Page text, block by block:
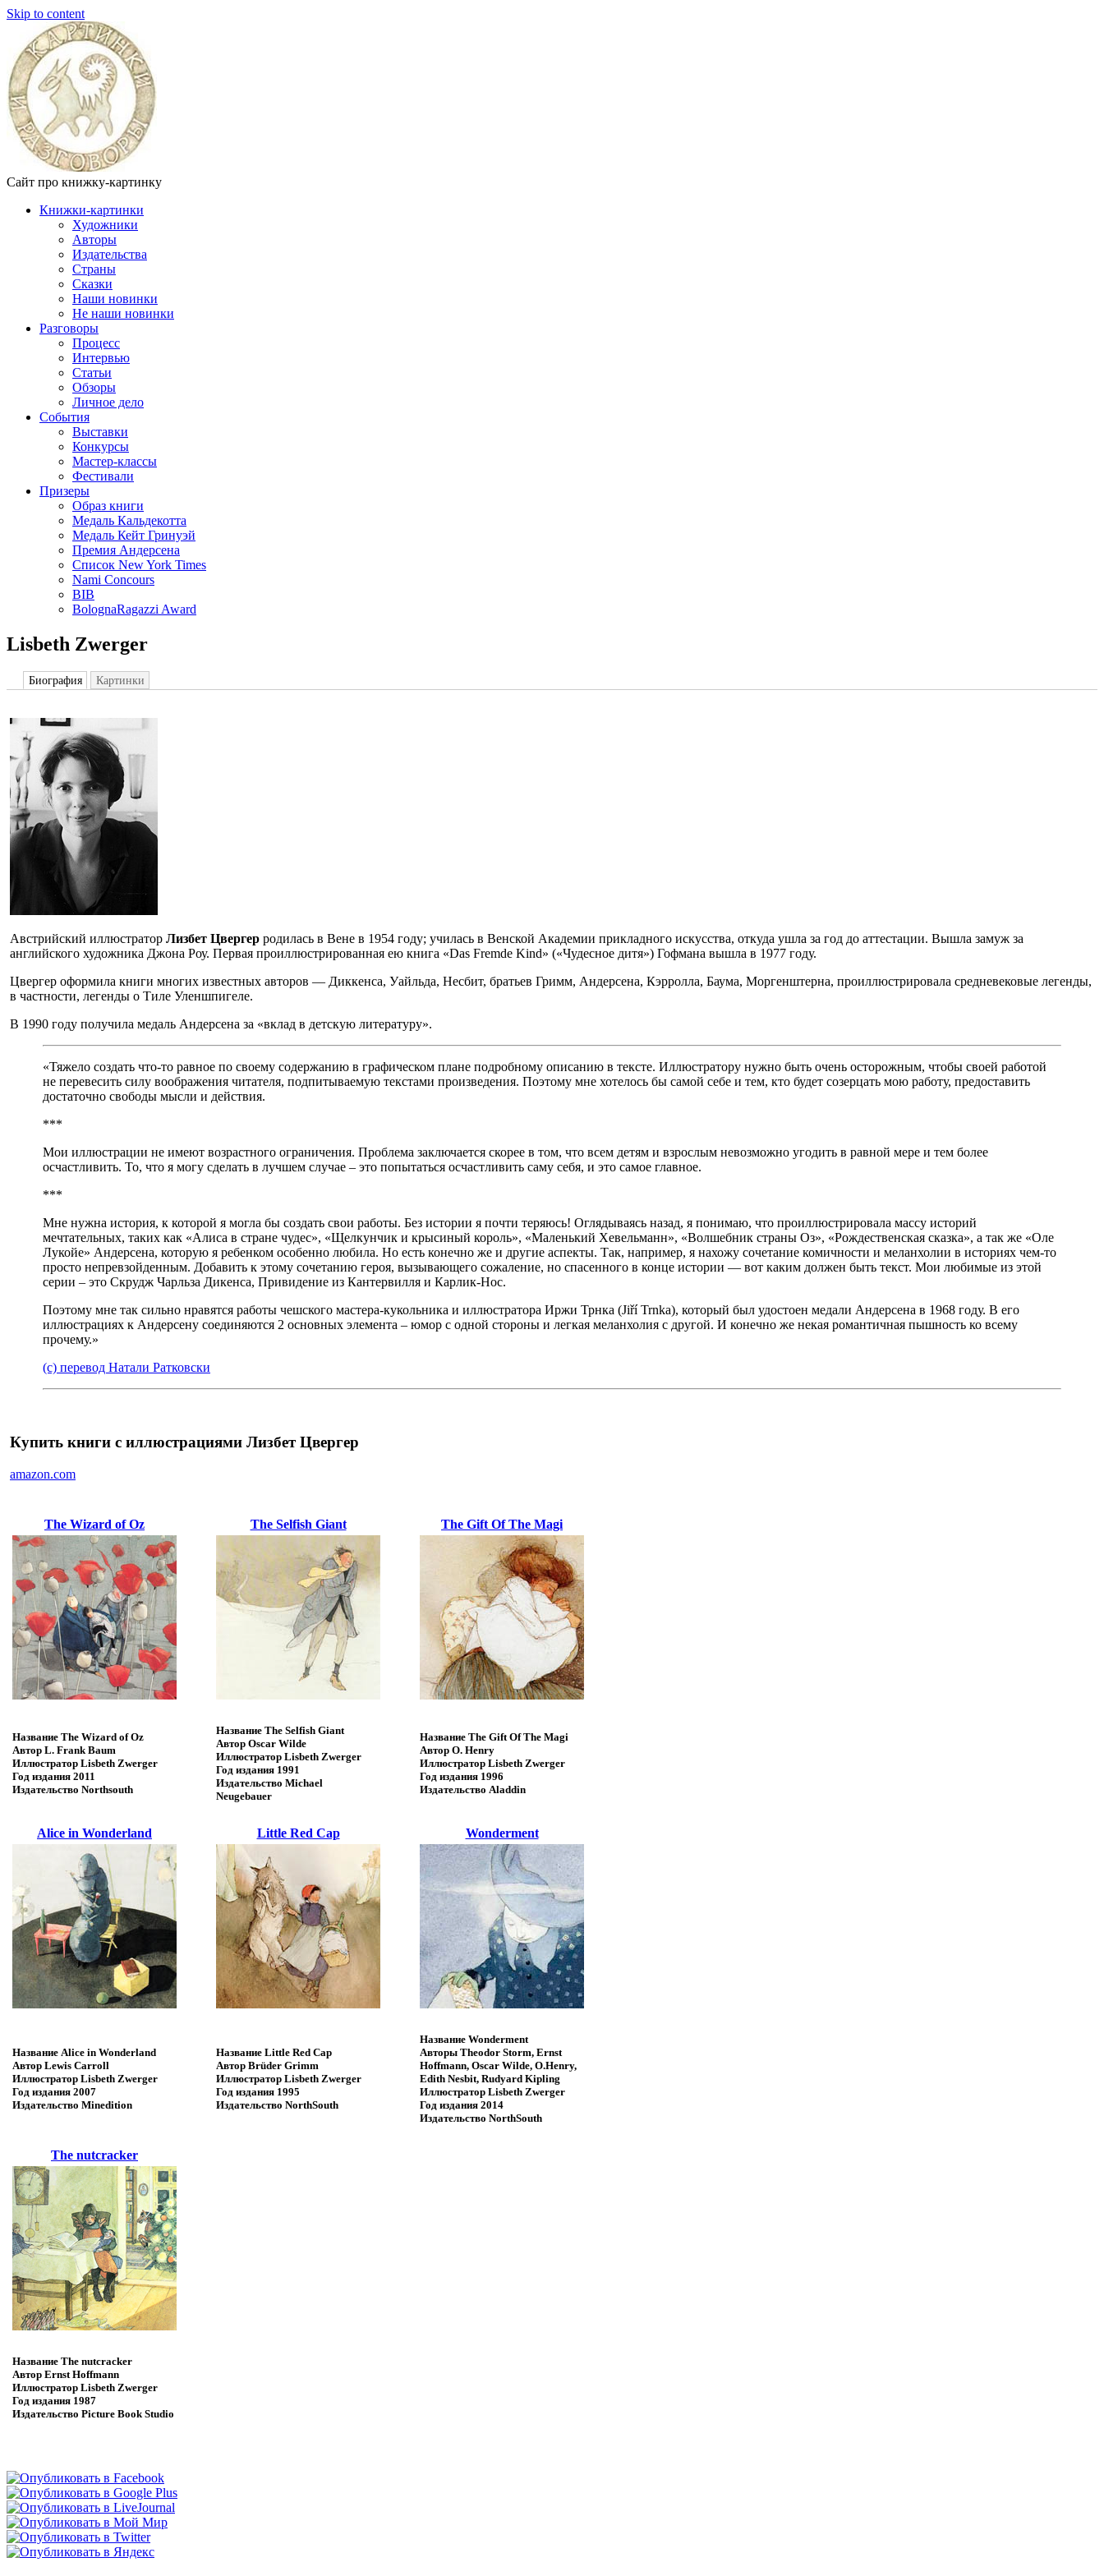
Skip to content
Сайт про книжку-картинку
Книжки-картинки
Художники
Авторы
Издательства
Страны
Сказки
Наши новинки
Не наши новинки
Разговоры
Процесс
Интервью
Статьи
Обзоры
Личное дело
События
Выставки
Конкурсы
Мастер-классы
Фестивали
Призеры
Образ книги
Медаль Кальдекотта
Медаль Кейт Гринуэй
Премия Андерсена
Список New York Times
Nami Concours
BIB
BolognaRagazzi Award
Lisbeth Zwerger
Биография Картинки
Австрийский иллюстратор Лизбет Цвергер родилась в Вене в 1954 году; училась в Венской Академии прикладного искусства, откуда ушла за год до аттестации. Вышла замуж за
английского художника Джона Роу. Первая проиллюстрированная ею книга «Das Fremde Kind» («Чудесное дитя») Гофмана вышла в 1977 году.
Цвергер оформила книги многих известных авторов — Диккенса, Уайльда, Несбит, братьев Гримм, Андерсена, Кэрролла, Баума, Моргенштерна, проиллюстрировала средневековые легенды,
в частности, легенды о Тиле Уленшпигеле.
В 1990 году получила медаль Андерсена за «вклад в детскую литературу».
«Тяжело создать что-то равное по своему содержанию в графическом плане подробному описанию в тексте. Иллюстратору нужно быть очень осторожным, чтобы своей работой
не перевесить силу воображения читателя, подпитываемую текстами произведения. Поэтому мне хотелось бы самой себе и тем, кто будет созерцать мою работу, предоставить
достаточно свободы мысли и действия.
***
Мои иллюстрации не имеют возрастного ограничения. Проблема заключается скорее в том, что всем детям и взрослым невозможно угодить в равной мере и тем более
осчастливить. То, что я могу сделать в лучшем случае – это попытаться осчастливить саму себя, и это самое главное.
***
Мне нужна история, к которой я могла бы создать свои работы. Без истории я почти теряюсь! Оглядываясь назад, я понимаю, что проиллюстрировала массу историй
мечтательных, таких как «Алиса в стране чудес», «Щелкунчик и крысиный король», «Маленький Хевельманн», «Волшебник страны Оз», «Рождественская сказка», а так же «Оле
Лукойе» Андерсена, которую я ребенком особенно любила. Но есть конечно же и другие аспекты. Так, например, я нахожу сочетание комичности и меланхолии в историях чем-то
просто непревзойденным. Добавить к этому сочетанию героя, вызывающего сожаление, но спасенного в конце истории — вот каким должен быть текст. Мои любимые из этой
серии – это Скрудж Чарльза Дикенса, Привидение из Кантервилля и Карлик-Нос.
Поэтому мне так сильно нравятся работы чешского мастера-кукольника и иллюстратора Иржи Трнка (Jiří Trnka), который был удостоен медали Андерсена в 1968 году. В его
иллюстрациях к Андерсену соединяются 2 основных элемента – юмор с одной стороны и легкая меланхолия с другой. И конечно же некая романтичная пышность ко всему
прочему.»
(с) перевод Натали Ратковски
Купить книги с иллюстрациями Лизбет Цвергер
amazon.com
The Wizard of Oz The Selfish Giant The Gift Of The Magi
Название The Wizard of Oz
Автор L. Frank Baum
Иллюстратор Lisbeth Zwerger
Год издания 2011
Издательство Northsouth
Название The Selfish Giant
Автор Oscar Wilde
Иллюстратор Lisbeth Zwerger
Год издания 1991
Издательство Michael
Neugebauer
Название The Gift Of The Magi
Автор O. Henry
Иллюстратор Lisbeth Zwerger
Год издания 1996
Издательство Aladdin
Alice in Wonderland Little Red Cap Wonderment
Название Alice in Wonderland
Автор Lewis Carroll
Иллюстратор Lisbeth Zwerger
Год издания 2007
Издательство Minedition
Название Little Red Cap
Автор Brüder Grimm
Иллюстратор Lisbeth Zwerger
Год издания 1995
Издательство NorthSouth
Название Wonderment
Авторы Theodor Storm, Ernst
Hoffmann, Oscar Wilde, O.Henry,
Edith Nesbit, Rudyard Kipling
Иллюстратор Lisbeth Zwerger
Год издания 2014
Издательство NorthSouth
The nutcracker
Название The nutcracker
Автор Ernst Hoffmann
Иллюстратор Lisbeth Zwerger
Год издания 1987
Издательство Picture Book Studio